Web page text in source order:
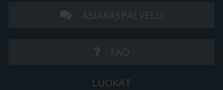
ASIAKASPALVELU
FAQ
LUOKAT